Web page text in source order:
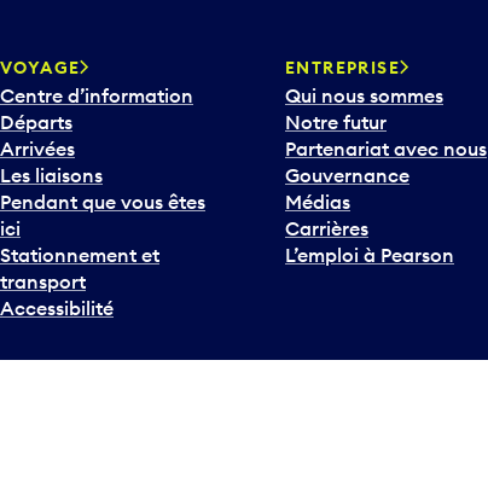
VOYAGE
Centre d’information
Départs
Arrivées
Les liaisons
Pendant que vous êtes
ici
Stationnement et
transport
Accessibilité
ENTREPRISE
Qui nous sommes
Notre futur
Partenariat avec nous
Gouvernance
Médias
Carrières
L’emploi à Pearson